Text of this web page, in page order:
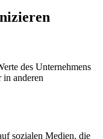
des Unternehmens
in anderen
sozialen Medien, die